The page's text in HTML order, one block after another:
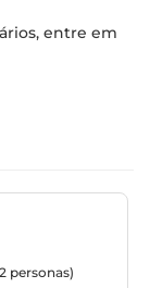
entre em
personas)